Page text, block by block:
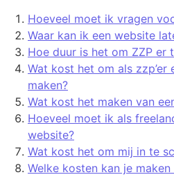
Hoeveel moet ik vragen
Waar kan ik een website
Hoe duur is het om ZZP er
Wat kost het om als zzp’er
maken?
Wat kost het maken van
Hoeveel moet ik als
website?
Wat kost het om mij in te
Welke kosten kan je maken